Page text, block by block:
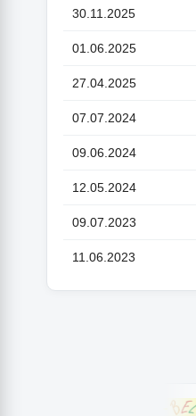
30.11.2025
01.06.2025
27.04.2025
07.07.2024
09.06.2024
12.05.2024
09.07.2023
11.06.2023